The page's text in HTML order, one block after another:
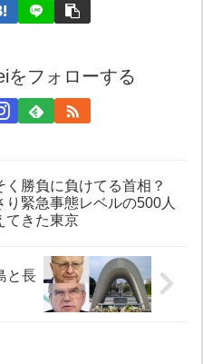
をフォローする
く勝負に負けてる首相？
り緊急事態レベルの500人
てきた東京
と長